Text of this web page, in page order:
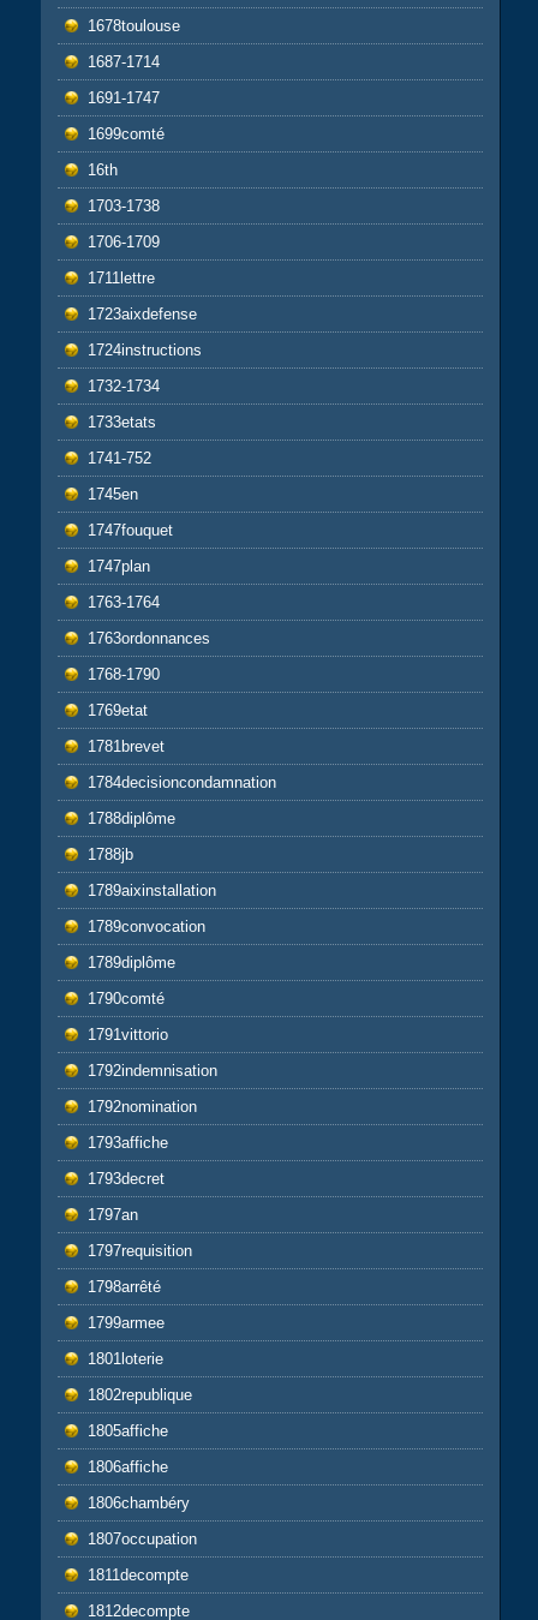
1678toulouse
1687-1714
1691-1747
1699comté
16th
1703-1738
1706-1709
1711lettre
1723aixdefense
1724instructions
1732-1734
1733etats
1741-752
1745en
1747fouquet
1747plan
1763-1764
1763ordonnances
1768-1790
1769etat
1781brevet
1784decisioncondamnation
1788diplôme
1788jb
1789aixinstallation
1789convocation
1789diplôme
1790comté
1791vittorio
1792indemnisation
1792nomination
1793affiche
1793decret
1797an
1797requisition
1798arrêté
1799armee
1801loterie
1802republique
1805affiche
1806affiche
1806chambéry
1807occupation
1811decompte
1812decompte